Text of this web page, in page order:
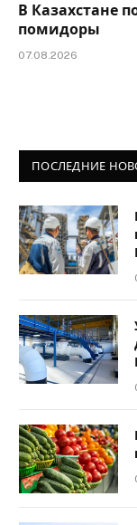
В Казахстане
помидоры
07.08.2026
ПОСЛЕДНИЕ